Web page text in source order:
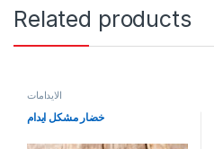
Related products
الايدامات
خضار مشكل ايدام